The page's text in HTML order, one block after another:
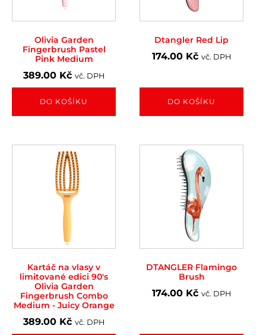
Olivia Garden
Fingerbrush Pastel
Pink Medium
389.00 Kč vč. DPH
DO KOŠÍKU
Dtangler Red Lip
174.00 Kč vč. DPH
DO KOŠÍKU
Kartáč na vlasy v
limitované edici 90's
Olivia Garden
Fingerbrush Combo
Medium - Juicy Orange
389.00 Kč vč. DPH
DTANGLER Flamingo
Brush
174.00 Kč vč. DPH